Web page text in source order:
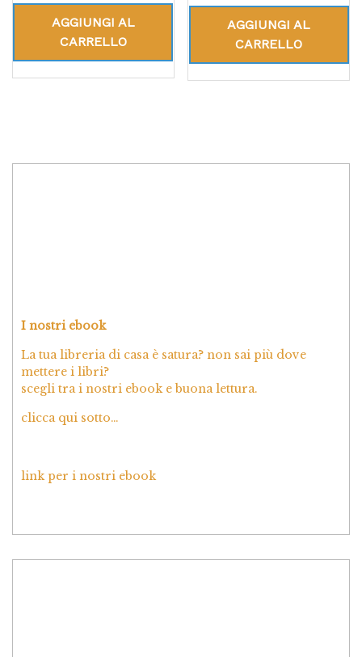
su 5
AGGIUNGI AL
CARRELLO
AGGIUNGI AL
CARRELLO
I nostri ebook
La tua libreria di casa è satura? non sai più dove
mettere i libri?
scegli tra i nostri ebook e buona lettura.
clicca qui sotto…
link per i nostri ebook